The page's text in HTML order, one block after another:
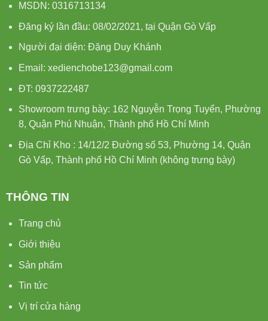
MSDN: 0316713134
Đăng ký lần đầu: 08/02/2021, tại Quận Gò Vấp
Người đại diện: Đặng Duy Khánh
Email: xedienchobe123@gmail.com
ĐT: 0937222487
Showroom trưng bày: 162 Nguyễn Trọng Tuyển, Phường
8, Quận Phú Nhuận, Thành phố Hồ Chí Minh
Địa Chỉ Kho : 14/12/2 Đường số 53, Phường 14, Quận
Gò Vấp, Thành phố Hồ Chí Minh (không trưng bày)
THÔNG TIN
Trang chủ
Giới thiệu
Sản phẩm
Tin tức
Vị trí cửa hàng